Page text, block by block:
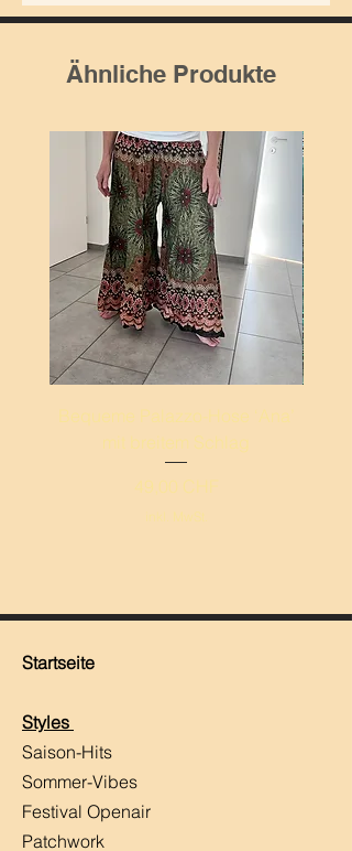
warm bleiben und Du auch
Herstellung: aus Baumwolle
Ähnliche Produkte
Bequeme Palazzo-Hose ‘Ana’
mit breitem Schlag
Preis
49,00 CHF
inkl. MwSt.
Startseite
Styles
Saison-Hits
​Sommer-Vibes
Festival Openair
Patchwork